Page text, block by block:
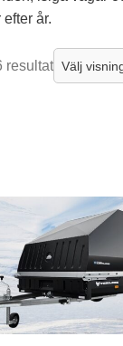
år.
resultat